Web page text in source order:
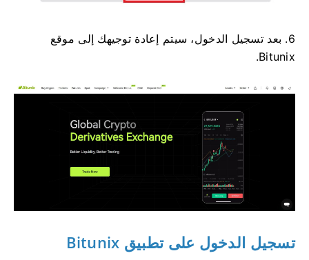
6. بعد تسجيل الدخول، سيتم إعادة توجيهك إلى موقع
Bitunix.
تسجيل الدخول على تطبيق Bitunix